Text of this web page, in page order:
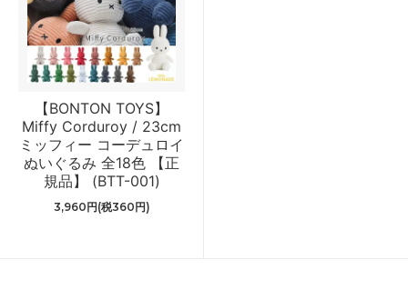
【BONTON TOYS】
Miffy Corduroy / 23cm
ミッフィー コーデュロイ
ぬいぐるみ 全18色 【正
規品】 (BTT-001)
3,960円(税360円)